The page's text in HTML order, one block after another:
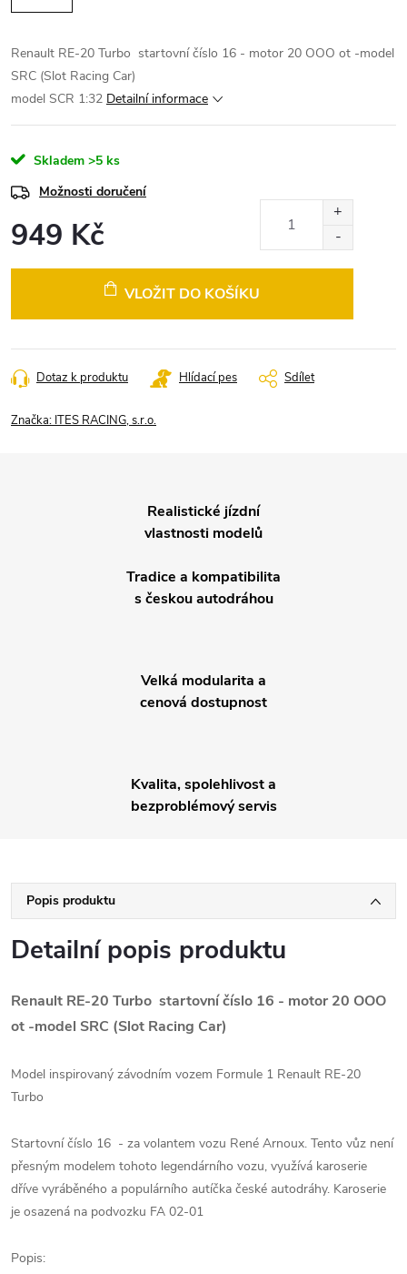
Renault RE-20 Turbo startovní číslo 16 - motor 20 OOO ot -model
SRC (Slot Racing Car)
model SCR 1:32 Detailní informace
Skladem >5 ks
Možnosti doručení
949 Kč
VLOŽIT DO KOŠÍKU
Dotaz k produktu Hlídací pes Sdílet
Značka: ITES RACING, s.r.o.
Realistické jízdní
vlastnosti modelů
Tradice a kompatibilita
s českou autodráhou
Velká modularita a
cenová dostupnost
Kvalita, spolehlivost a
bezproblémový servis
Popis produktu
Detailní popis produktu
Renault RE-20 Turbo startovní číslo 16 - motor 20 OOO
ot -model SRC (Slot Racing Car)
Model inspirovaný závodním vozem Formule 1 Renault RE-20
Turbo
Startovní číslo 16 - za volantem vozu René Arnoux. Tento vůz není
přesným modelem tohoto legendárního vozu, využívá karoserie
dříve vyráběného a populárního autíčka české autodráhy. Karoserie
je osazená na podvozku FA 02-01
Popis: